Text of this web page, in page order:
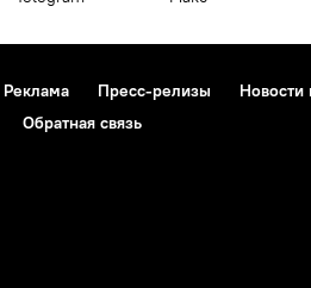
Реклама Пресс-релизы Новости
Обратная связь